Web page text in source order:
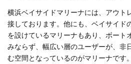
横浜ベイサイドマリーナには、アウト
接しております。他にも、ベイサイド
を設けているマリーナもあり、ボート
みならず、幅広い層のユーザーが、非
む空間となっているのがマリーナです。